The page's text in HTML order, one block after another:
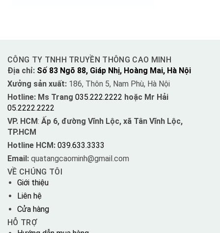
CÔNG TY TNHH TRUYỀN THÔNG CAO MINH
Địa chỉ: Số 83 Ngõ 88, Giáp Nhị, Hoàng Mai, Hà Nội
Xưởng sản xuất: 186, Thôn 5, Nam Phù, Hà Nội
Hotline: Ms Trang 035.222.2222 hoặc Mr Hải
05.2222.2222
VP. HCM: Ấp 6, đường Vĩnh Lộc, xã Tân Vĩnh Lộc,
TP.HCM
Hotline HCM: 039.633.3333
Email: quatangcaominh@gmail.com
VỀ CHÚNG TÔI
Giới thiệu
Liên hệ
Cửa hàng
HỖ TRỢ